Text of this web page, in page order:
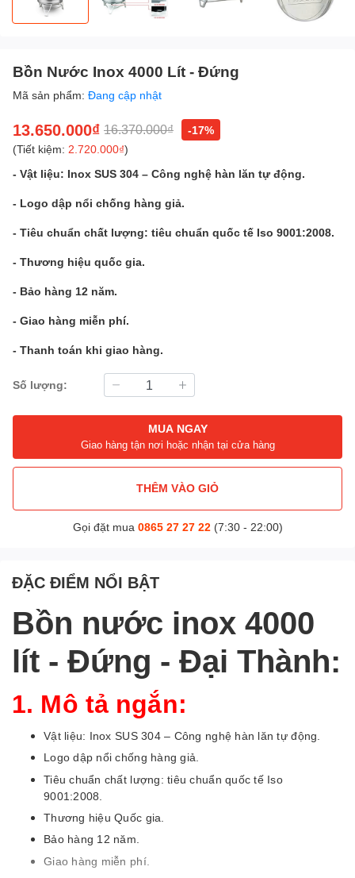
Bồn Nước Inox 4000 Lít - Đứng
Mã sản phẩm: Đang cập nhật
13.650.000₫ 16.370.000₫
-17%
(Tiết kiệm: 2.720.000₫)
- Vật liệu: Inox SUS 304 – Công nghệ hàn lăn tự động.
- Logo dập nổi chống hàng giả.
- Tiêu chuẩn chất lượng: tiêu chuẩn quốc tế Iso 9001:2008.
- Thương hiệu quốc gia.
- Bảo hàng 12 năm.
- Giao hàng miễn phí.
- Thanh toán khi giao hàng.
Số lượng:
MUA NGAY
Giao hàng tận nơi hoặc nhận tại cửa hàng
THÊM VÀO GIỎ
Gọi đặt mua 0865 27 27 22(7:30 - 22:00)
ĐẶC ĐIỂM NỔI BẬT
Bồn nước inox 4000
lít - Đứng - Đại Thành:
1. Mô tả ngắn:
Vật liệu: Inox SUS 304 – Công nghệ hàn lăn tự động.
Logo dập nổi chống hàng giả.
Tiêu chuẩn chất lượng: tiêu chuẩn quốc tế Iso
9001:2008.
Thương hiệu Quốc gia.
Bảo hàng 12 năm.
Giao hàng miễn phí.